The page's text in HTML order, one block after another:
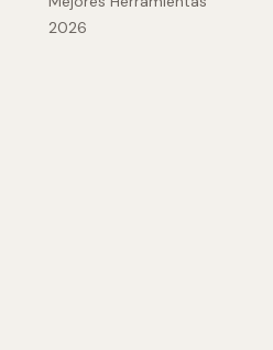
2026